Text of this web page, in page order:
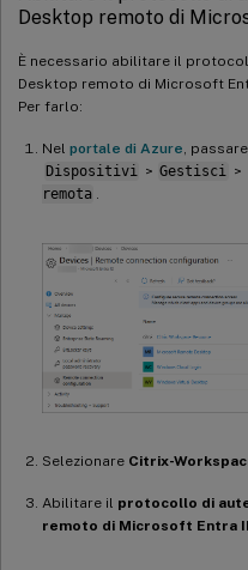
Desktop remoto di
È necessario abilitare il
Desktop remoto di Microsoft
Per farlo:
Nel portale di Azure,
Dispositivi > Gestisci >
remota .
Selezionare Citrix-
Abilitare il protocollo di
remoto di Microsoft Entra